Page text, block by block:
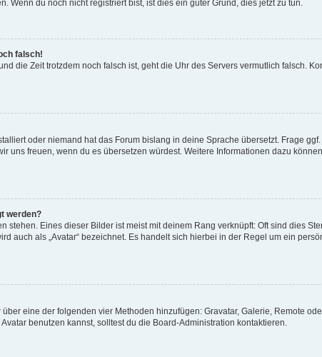
du noch nicht registriert bist, ist dies ein guter Grund, dies jetzt zu tun.
falsch!
die Zeit trotzdem noch falsch ist, geht die Uhr des Servers vermutlich falsch.
oder niemand hat das Forum bislang in deine Sprache übersetzt. Frage
uns freuen, wenn du es übersetzen würdest. Weitere Informationen dazu
werden?
stehen. Eines dieser Bilder ist meist mit deinem Rang verknüpft: Oft sind dies
auch als „Avatar“ bezeichnet. Es handelt sich hierbei in der Regel um ein
eine der folgenden vier Methoden hinzufügen: Gravatar, Galerie, Remote
benutzen kannst, solltest du die Board-Administration kontaktieren.